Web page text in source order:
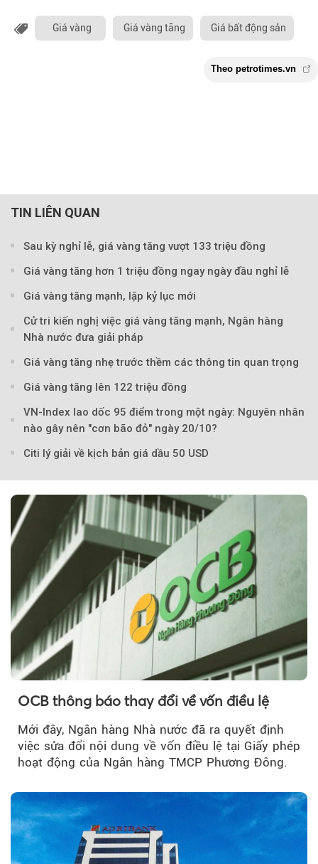
Giá vàng Giá vàng tăng Giá bất động sản
TIN LIÊN QUAN
Sau kỳ nghỉ lễ, giá vàng tăng vượt 133 triệu đồng
Giá vàng tăng hơn 1 triệu đồng ngay ngày đầu nghỉ lễ
Giá vàng tăng mạnh, lập kỷ lục mới
Cử tri kiến nghị việc giá vàng tăng mạnh, Ngân hàng
Nhà nước đưa giải pháp
Giá vàng tăng nhẹ trước thềm các thông tin quan trọng
Giá vàng tăng lên 122 triệu đồng
VN-Index lao dốc 95 điểm trong một ngày: Nguyên nhân
nào gây nên "cơn bão đỏ" ngày 20/10?
Citi lý giải về kịch bản giá dầu 50 USD
OCB thông báo thay đổi về vốn điều lệ
Mới đây, Ngân hàng Nhà nước đã ra quyết định
việc sửa đổi nội dung về vốn điều lệ tại Giấy phép
hoạt động của Ngân hàng TMCP Phương Đông.